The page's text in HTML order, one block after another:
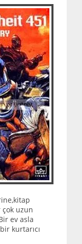
çok uzun
ev asla
kurtarıcı